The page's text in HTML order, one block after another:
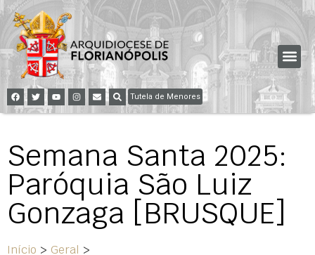
Tutela de Menores
Semana Santa 2025:
Paróquia São Luiz
Gonzaga [BRUSQUE]
Início > Geral >